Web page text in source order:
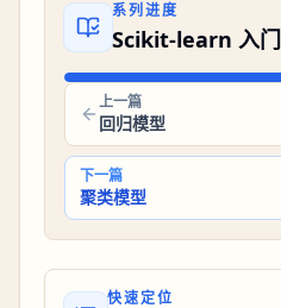
系列进度
Scikit-learn 入门
上一篇
回归模型
下一篇
聚类模型
快速定位